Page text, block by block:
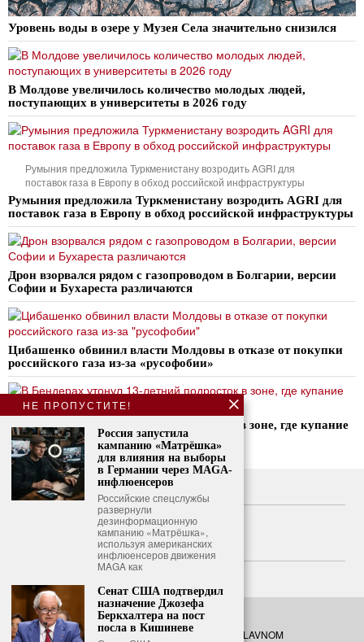
Уровень воды в озере у Музея Села значительно снизился
В Молдове увеличилось количество молодых людей,
поступающих в университеты в 2026 году
Румыния предложила Туркменистану возродить AGRI для
поставок газа в Европу в обход российской инфраструктуры
Румыния предложила Туркменистану возродить AGRI для
поставок газа в Европу в обход российской инфраструктуры
Дрон взорвался рядом с газопроводом в Болгарии, версии
Софии и Бухареста различаются
Цибашенко обвинил власти Молдовы в отказе от покупки
российского газа из-за «русофобии»
В Бендерах утонул 13-летний подросток в зоне, где купание
запрещено
О нас
Свяжитесь с нами
Политика конфиденциальности
Политика использования файлов cookie
© 2026- Все права защищены. O GLAVNOM
НЕ ПРОПУСТИТЕ!
Россия запустила
кампанию «Матрёшка»
для влияния на выборы
в Германии через MAGA-
инфлюенсеров
Российские спецслужбы
развернули
дезинформационную
кампанию «Матрёшка»,
используя американских
инфлюенсеров движения
MAGA как
Сенат США подтвердил
назначение Джозефа
Беркхалтера на пост
посла в Кишиневе